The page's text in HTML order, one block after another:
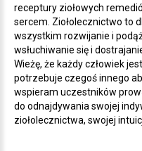
receptury ziołowych
sercem. Ziołolecznictwo to
wszystkim rozwijanie i
wsłuchiwanie się i
Wieżę, że każdy człowiek
potrzebuje czegoś innego
wspieram uczestników
do odnajdywania swojej
ziołolecznictwa, swojej